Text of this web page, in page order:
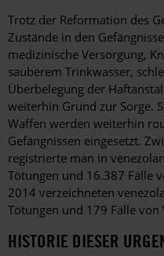
Trotz der Reformation des
Zustände in den
medizinische Versorgung,
sauberem Trinkwasser,
Überbelegung der
weiterhin Grund zur Sorge.
Waffen werden weiterhin
Gefängnissen eingesetzt.
registrierte man in
Tötungen und 16.387 Fälle
2014 verzeichneten
Tötungen und 179 Fälle von
HISTORIE DIESER